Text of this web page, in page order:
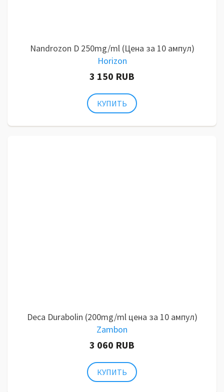
Nandrozon D 250mg/ml (Цена за 10 ампул)
Horizon
3 150 RUB
Deca Durabolin (200mg/ml цена за 10 ампул)
Zambon
3 060 RUB